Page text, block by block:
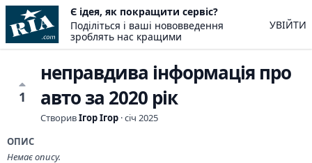
Є ідея, як покращити сервіс?
Поділіться і ваші нововведення
зроблять нас кращими
УВІЙТИ
1
неправдива інформація про
авто за 2020 рік
СтворивІгор Ігор ·січ 2025
ОПИС
Немає опису.